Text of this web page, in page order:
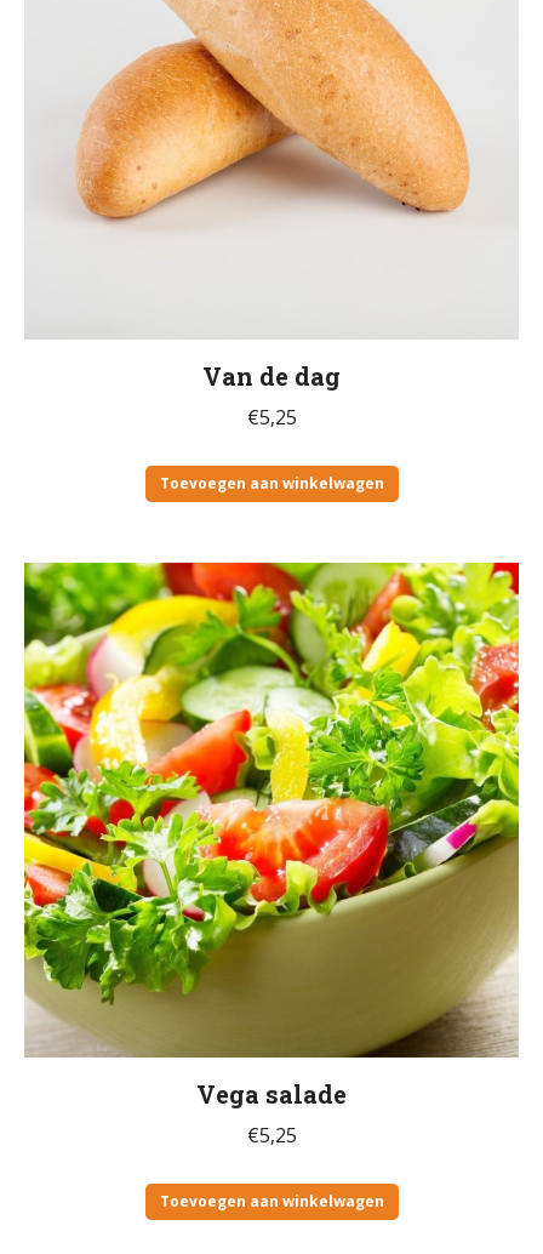
Van de dag
€5,25
Toevoegen aan winkelwagen
Vega salade
€5,25
Toevoegen aan winkelwagen